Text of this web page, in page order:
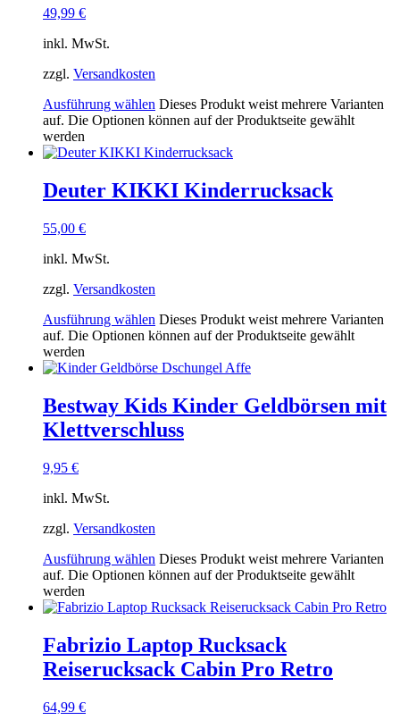
49,99 €
inkl. MwSt.
zzgl. Versandkosten
Ausführung wählen Dieses Produkt weist mehrere Varianten
auf. Die Optionen können auf der Produktseite gewählt
werden
Deuter KIKKI Kinderrucksack
55,00 €
inkl. MwSt.
zzgl. Versandkosten
Ausführung wählen Dieses Produkt weist mehrere Varianten
auf. Die Optionen können auf der Produktseite gewählt
werden
Bestway Kids Kinder Geldbörsen mit
Klettverschluss
9,95 €
inkl. MwSt.
zzgl. Versandkosten
Ausführung wählen Dieses Produkt weist mehrere Varianten
auf. Die Optionen können auf der Produktseite gewählt
werden
Fabrizio Laptop Rucksack
Reiserucksack Cabin Pro Retro
64,99 €